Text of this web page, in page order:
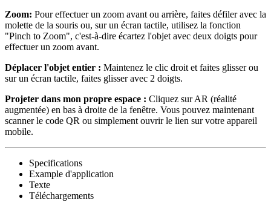
Zoom: Pour effectuer un zoom avant ou arrière, faites défiler avec la
molette de la souris ou, sur un écran tactile, utilisez la fonction
"Pinch to Zoom", c'est-à-dire écartez l'objet avec deux doigts pour
effectuer un zoom avant.
Déplacer l'objet entier : Maintenez le clic droit et faites glisser ou
sur un écran tactile, faites glisser avec 2 doigts.
Projeter dans mon propre espace : Cliquez sur AR (réalité
augmentée) en bas à droite de la fenêtre. Vous pouvez maintenant
scanner le code QR ou simplement ouvrir le lien sur votre appareil
mobile.
Specifications
Example d'application
Texte
Téléchargements